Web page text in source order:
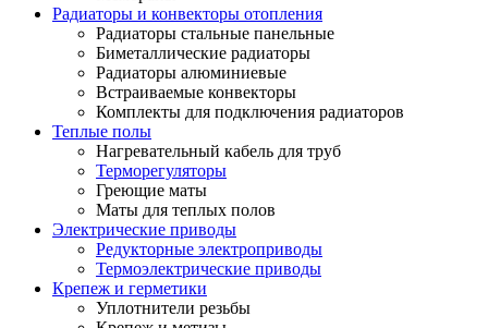
Радиаторы и конвекторы отопления
Радиаторы стальные панельные
Биметаллические радиаторы
Радиаторы алюминиевые
Встраиваемые конвекторы
Комплекты для подключения радиаторов
Теплые полы
Нагревательный кабель для труб
Терморегуляторы
Греющие маты
Маты для теплых полов
Электрические приводы
Редукторные электроприводы
Термоэлектрические приводы
Крепеж и герметики
Уплотнители резьбы